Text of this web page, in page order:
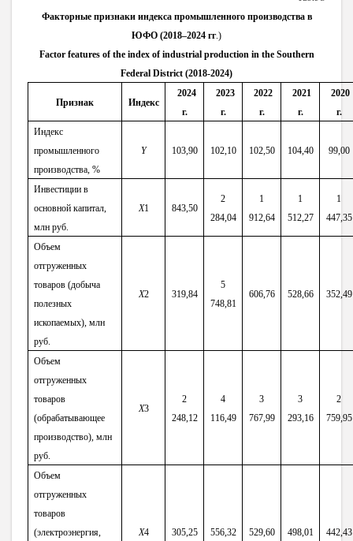
Факторные признаки индекса промышленного производства в
ЮФО (2018–2024 гг.)
Factor features of the index of industrial production in the Southern
Federal District (2018-2024)
Признак Индекс
2024
г.
2023
г.
2022
г.
2021
г.
2020
г.
Индекс
промышленного
производства, %
Y 103,90 102,10 102,50 104,40 99,00
Инвестиции в
основной капитал,
млн руб.
X1 843,50
2
284,04
1
912,64
1
512,27
1
447,35
Объем
отгруженных
товаров (добыча
полезных
ископаемых), млн
руб.
X2 319,84
5
748,81
606,76 528,66 352,49
Объем
отгруженных
товаров
(обрабатывающее
производство), млн
руб.
X3
2
248,12
4
116,49
3
767,99
3
293,16
2
759,95
Объем
отгруженных
товаров
(электроэнергия,
X4 305,25 556,32 529,60 498,01 442,43